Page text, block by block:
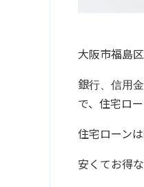
大阪市福島
銀行、信用
で、住宅ロ
住宅ローン
安くてお得